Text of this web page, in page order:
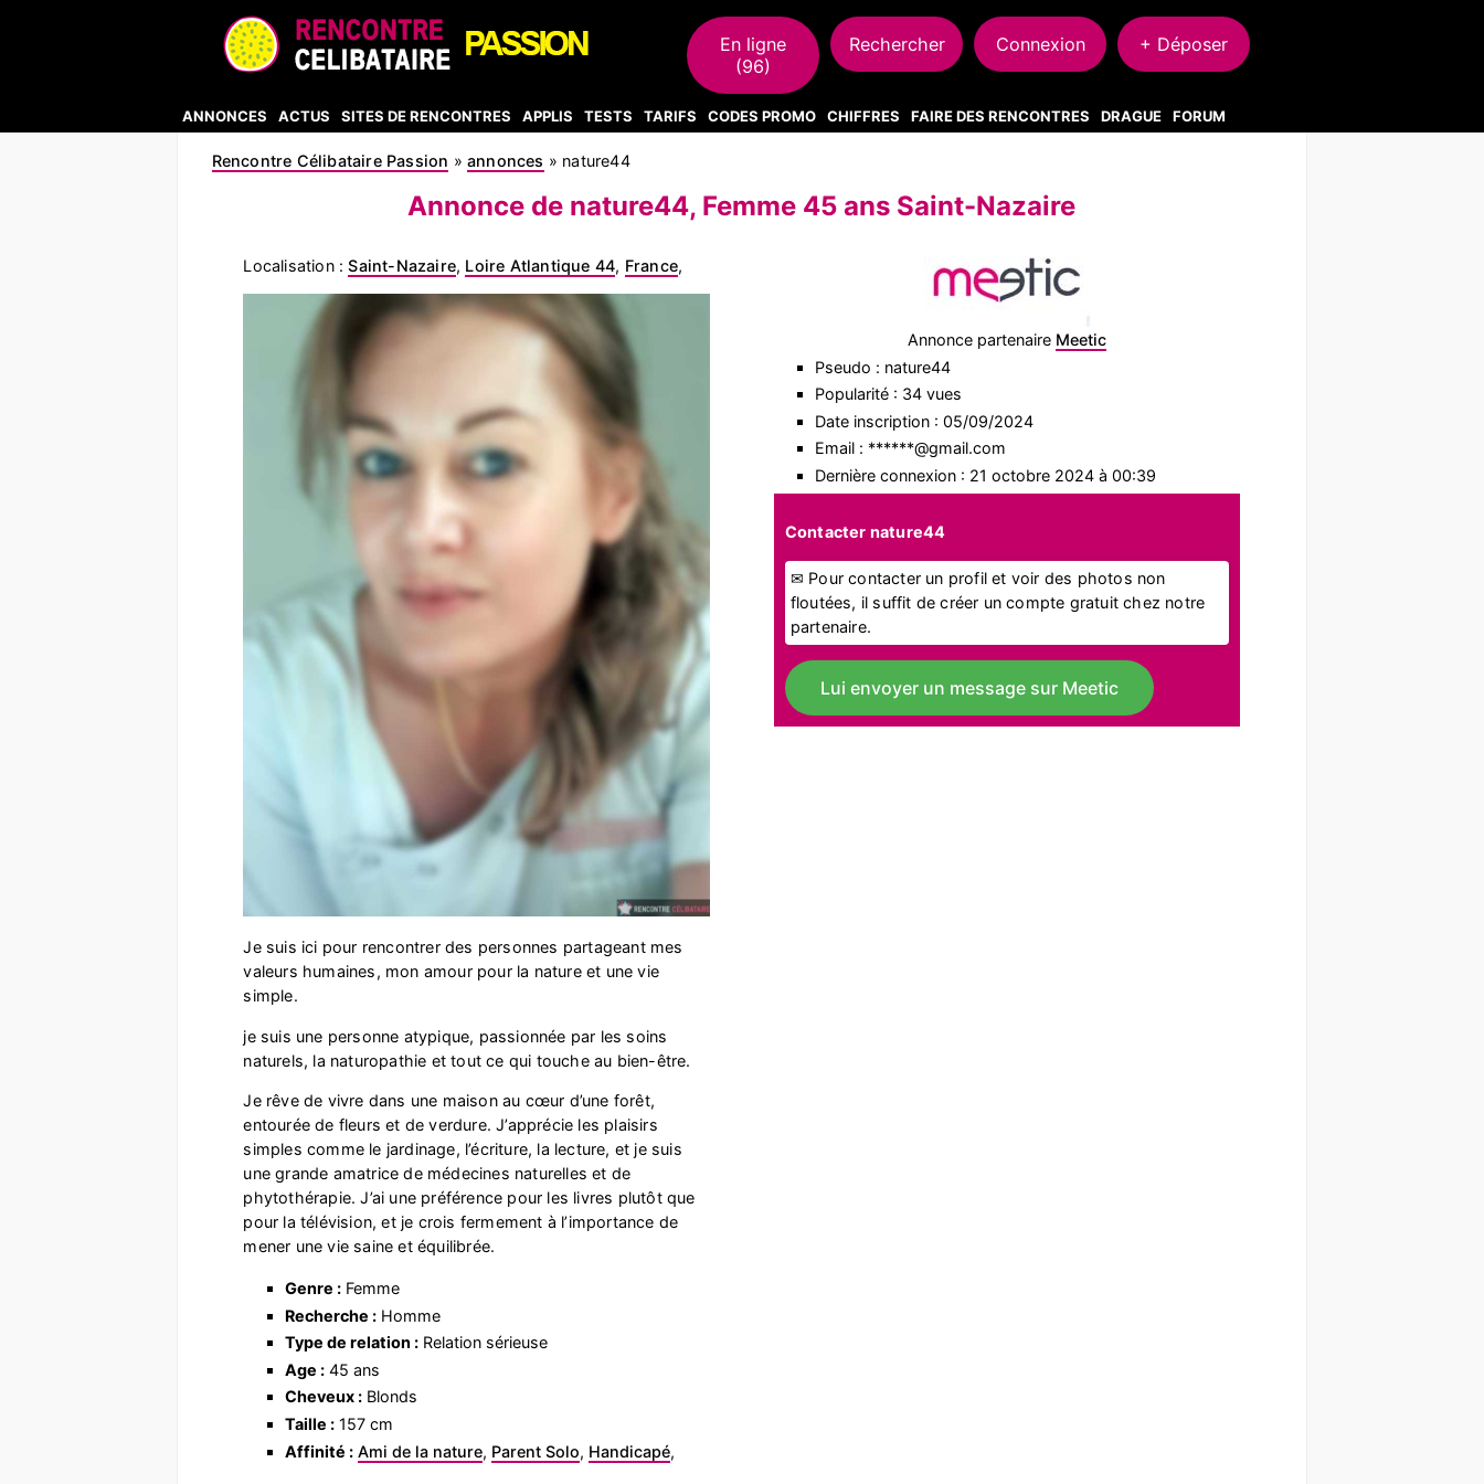
En ligne
(96)
Rechercher Connexion + Déposer
ANNONCES ACTUS SITES DE RENCONTRES APPLIS TESTS TARIFS CODES PROMO CHIFFRES FAIRE DES RENCONTRES DRAGUE FORUM
Rencontre Célibataire Passion »annonces » nature44
Annonce de nature44, Femme 45 ans Saint-Nazaire
Localisation :Saint-Nazaire, Loire Atlantique 44, France,
Je suis ici pour rencontrer des personnes partageant mes
valeurs humaines, mon amour pour la nature et une vie
simple.
je suis une personne atypique, passionnée par les soins
naturels, la naturopathie et tout ce qui touche au bien-être.
Je rêve de vivre dans une maison au cœur d’une forêt,
entourée de fleurs et de verdure. J’apprécie les plaisirs
simples comme le jardinage, l’écriture, la lecture, et je suis
une grande amatrice de médecines naturelles et de
phytothérapie. J’ai une préférence pour les livres plutôt que
pour la télévision, et je crois fermement à l’importance de
mener une vie saine et équilibrée.
Genre :Femme
Recherche :Homme
Type de relation :Relation sérieuse
Age :45 ans
Cheveux :Blonds
Taille :157 cm
Affinité : Ami de la nature, Parent Solo, Handicapé,
Annonce partenaire Meetic
Pseudo : nature44
Popularité : 34 vues
Date inscription : 05/09/2024
Email : ******@gmail.com
Dernière connexion : 21 octobre 2024 à 00:39
Contacter nature44
✉ Pour contacter un profil et voir des photos non
floutées, il suffit de créer un compte gratuit chez notre
partenaire.
Lui envoyer un message sur Meetic